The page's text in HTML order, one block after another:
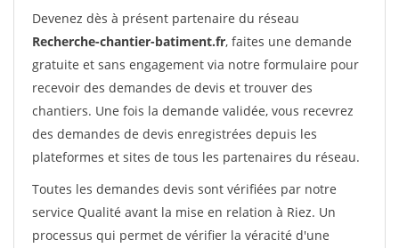
Devenez dès à présent partenaire du réseau
Recherche-chantier-batiment.fr, faites une demande
gratuite et sans engagement via notre formulaire pour
recevoir des demandes de devis et trouver des
chantiers. Une fois la demande validée, vous recevrez
des demandes de devis enregistrées depuis les
plateformes et sites de tous les partenaires du réseau.
Toutes les demandes devis sont vérifiées par notre
service Qualité avant la mise en relation à Riez. Un
processus qui permet de vérifier la véracité d'une